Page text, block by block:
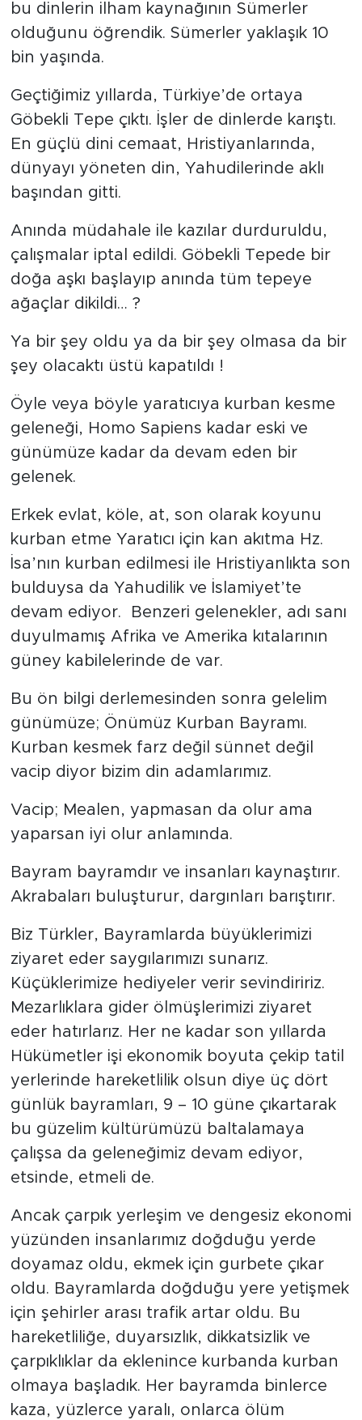
bu dinlerin ilham kaynağının Sümerler
olduğunu öğrendik. Sümerler yaklaşık 10
bin yaşında.
Geçtiğimiz yıllarda, Türkiye’de ortaya
Göbekli Tepe çıktı. İşler de dinlerde karıştı.
En güçlü dini cemaat, Hristiyanlarında,
dünyayı yöneten din, Yahudilerinde aklı
başından gitti.
Anında müdahale ile kazılar durduruldu,
çalışmalar iptal edildi. Göbekli Tepede bir
doğa aşkı başlayıp anında tüm tepeye
ağaçlar dikildi… ?
Ya bir şey oldu ya da bir şey olmasa da bir
şey olacaktı üstü kapatıldı !
Öyle veya böyle yaratıcıya kurban kesme
geleneği, Homo Sapiens kadar eski ve
günümüze kadar da devam eden bir
gelenek.
Erkek evlat, köle, at, son olarak koyunu
kurban etme Yaratıcı için kan akıtma Hz.
İsa’nın kurban edilmesi ile Hristiyanlıkta son
bulduysa da Yahudilik ve İslamiyet’te
devam ediyor. Benzeri gelenekler, adı sanı
duyulmamış Afrika ve Amerika kıtalarının
güney kabilelerinde de var.
Bu ön bilgi derlemesinden sonra gelelim
günümüze; Önümüz Kurban Bayramı.
Kurban kesmek farz değil sünnet değil
vacip diyor bizim din adamlarımız.
Vacip; Mealen, yapmasan da olur ama
yaparsan iyi olur anlamında.
Bayram bayramdır ve insanları kaynaştırır.
Akrabaları buluşturur, dargınları barıştırır.
Biz Türkler, Bayramlarda büyüklerimizi
ziyaret eder saygılarımızı sunarız.
Küçüklerimize hediyeler verir sevindiririz.
Mezarlıklara gider ölmüşlerimizi ziyaret
eder hatırlarız. Her ne kadar son yıllarda
Hükümetler işi ekonomik boyuta çekip tatil
yerlerinde hareketlilik olsun diye üç dört
günlük bayramları, 9 – 10 güne çıkartarak
bu güzelim kültürümüzü baltalamaya
çalışsa da geleneğimiz devam ediyor,
etsinde, etmeli de.
Ancak çarpık yerleşim ve dengesiz ekonomi
yüzünden insanlarımız doğduğu yerde
doyamaz oldu, ekmek için gurbete çıkar
oldu. Bayramlarda doğduğu yere yetişmek
için şehirler arası trafik artar oldu. Bu
hareketliliğe, duyarsızlık, dikkatsizlik ve
çarpıklıklar da eklenince kurbanda kurban
olmaya başladık. Her bayramda binlerce
kaza, yüzlerce yaralı, onlarca ölüm